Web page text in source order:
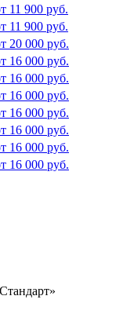
11 900 руб.
11 900 руб.
20 000 руб.
16 000 руб.
16 000 руб.
16 000 руб.
16 000 руб.
16 000 руб.
16 000 руб.
16 000 руб.